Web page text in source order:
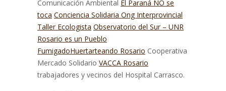
Comunicación Ambiental El Paraná NO se
toca Conciencia Solidaria Ong Interprovincial
Taller Ecologista Observatorio del Sur – UNR
Rosario es un Pueblo
FumigadoHuertarteando Rosario Cooperativa
Mercado Solidario VACCA Rosario
trabajadores y vecinos del Hospital Carrasco.